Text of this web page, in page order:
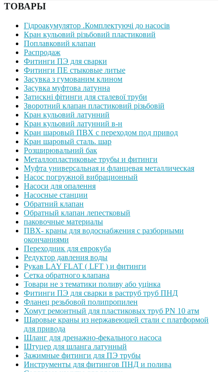
ТОВАРЫ
Гідроакумулятор .Комплектуючі до насосів
Кран кульовий різьбовий пластиковий
Поплавковий клапан
Распродаж
Фитинги ПЭ для сварки
Фитинги ПЕ стыковые литые
Засувка з гумованим клином
Засувка муфтова латунна
Затискні фітинги для сталевої труби
Зворотний клапан пластиковий різьбовій
Кран кульовий латунний
Кран кульовий латунний в-н
Кран шаровый ПВХ с переходом под привод
Кран шаровый сталь. шар
Розширювальний бак
Металлопластиковые трубы и фитинги
Муфта универсальная и фланцевая металлическая
Насос погружной вибрационный
Насоси для опалення
Насосные станции
Обратний клапан
Обратный клапан лепестковый
паковочные материалы
ПВХ- краны для водоснабжения с разборными
окончаниями
Переходник для еврокуба
Редуктор давления воды
Рукав LAY FLAT ( LFT ) и фитинги
Сетка обратного клапана
Товари не з тематики поливу або уцінка
Фитинги ПЭ для сварки в раструб труб ПНД
Фланец резьбовой полипропилен
Хомут ремонтный для пластиковых труб PN 10 атм
Шаровые краны из нержавеющей стали с платформой
для привода
Шланг для дренажно-фекального насоса
Штуцер для шланга латунный
Зажимные фитинги для ПЭ трубы
Инструменты для фитингов ПНД и полива